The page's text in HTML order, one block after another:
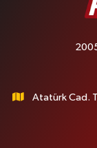
Atatürk Cad.